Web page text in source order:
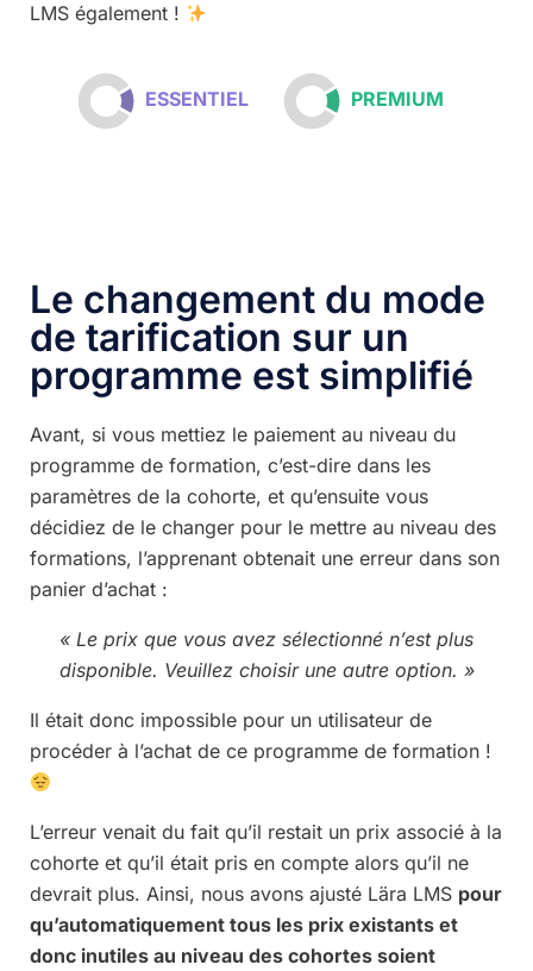
LMS également !
ESSENTIEL PREMIUM
Le changement du mode
de tarification sur un
programme est simplifié
Avant, si vous mettiez le paiement au niveau du
programme de formation, c’est-dire dans les
paramètres de la cohorte, et qu’ensuite vous
décidiez de le changer pour le mettre au niveau des
formations, l’apprenant obtenait une erreur dans son
panier d’achat :
« Le prix que vous avez sélectionné n’est plus
disponible. Veuillez choisir une autre option. »
Il était donc impossible pour un utilisateur de
procéder à l’achat de ce programme de formation !
L’erreur venait du fait qu’il restait un prix associé à la
cohorte et qu’il était pris en compte alors qu’il ne
devrait plus. Ainsi, nous avons ajusté Lära LMS pour
qu’automatiquement tous les prix existants et
donc inutiles au niveau des cohortes soient